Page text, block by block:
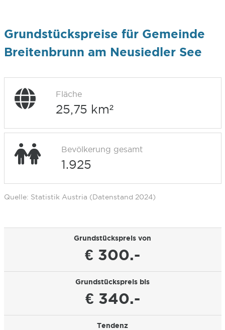
Grundstückspreise für Gemeinde
Breitenbrunn am Neusiedler See
Fläche
25,75 km²
Bevölkerung gesamt
1.925
Quelle: Statistik Austria (Datenstand 2024)
Grundstückspreis von
€ 300.-
Grundstückspreis bis
€ 340.-
Tendenz